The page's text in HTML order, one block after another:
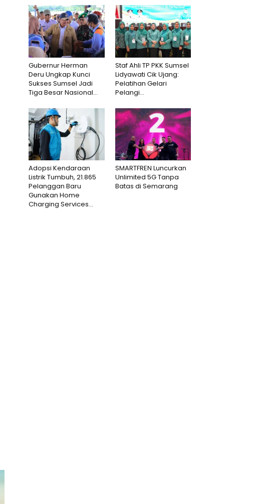
Gubernur Herman
Deru Ungkap Kunci
Sukses Sumsel Jadi
Tiga Besar Nasional...
Staf Ahli TP PKK Sumsel
Lidyawati Cik Ujang:
Pelatihan Gelari
Pelangi...
Adopsi Kendaraan
Listrik Tumbuh, 21.865
Pelanggan Baru
Gunakan Home
Charging Services...
SMARTFREN Luncurkan
Unlimited 5G Tanpa
Batas di Semarang